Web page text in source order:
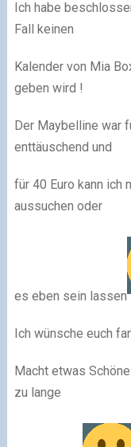
Ich habe
Fall keinen
Kalender von Mia
geben wird !
Der Maybelline war
enttäuschend und
für 40 Euro kann ich
aussuchen oder
es eben sein lassen
Ich wünsche euch
Macht etwas
zu lange